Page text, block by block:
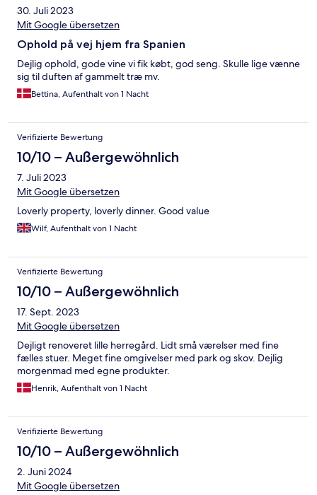
30. Juli 2023
Mit Google übersetzen
Ophold på vej hjem fra Spanien
Dejlig ophold, gode vine vi fik købt, god seng. Skulle lige vænne
sig til duften af gammelt træ mv.
Bettina, Aufenthalt von 1 Nacht
Verifizierte Bewertung
10/10 – Außergewöhnlich
7. Juli 2023
Mit Google übersetzen
Loverly property, loverly dinner. Good value
Wilf, Aufenthalt von 1 Nacht
Verifizierte Bewertung
10/10 – Außergewöhnlich
17. Sept. 2023
Mit Google übersetzen
Dejligt renoveret lille herregård. Lidt små værelser med fine
fælles stuer. Meget fine omgivelser med park og skov. Dejlig
morgenmad med egne produkter.
Henrik, Aufenthalt von 1 Nacht
Verifizierte Bewertung
10/10 – Außergewöhnlich
2. Juni 2024
Mit Google übersetzen